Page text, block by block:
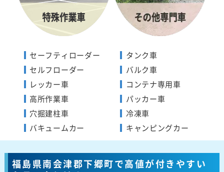
セーフティローダー
セルフローダー
レッカー車
高所作業車
穴掘建柱車
バキュームカー
タンク車
バルク車
コンテナ専用車
パッカー車
冷凍車
キャンピングカー
福島県南会津郡下郷町で高値が付きやすい